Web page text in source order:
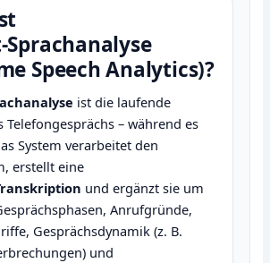
Speech Analytics)?
ist die laufende
Telefongesprächs – während es
System verarbeitet den
erstellt eine
und ergänzt sie um
Anrufgründe,
Gesprächsdynamik (z. B.
und